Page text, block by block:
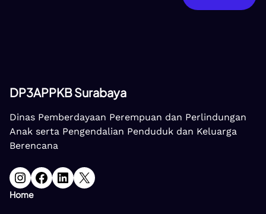
DP3APPKB Surabaya
Dinas Pemberdayaan Perempuan dan Perlindungan
Anak serta Pengendalian Penduduk dan Keluarga
Berencana
Instagram Facebook LinkedIn X
Home